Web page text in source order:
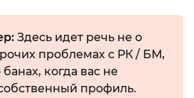
Здесь идет речь не о
проблемах с РК / БМ,
когда вас не
профиль.